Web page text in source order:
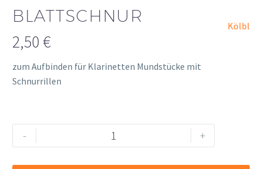
BLATTSCHNUR
Kölbl
2,50 €
zum Aufbinden für Klarinetten Mundstücke mit
Schnurrillen
-
Blattschnur
Menge
+
Alternative: